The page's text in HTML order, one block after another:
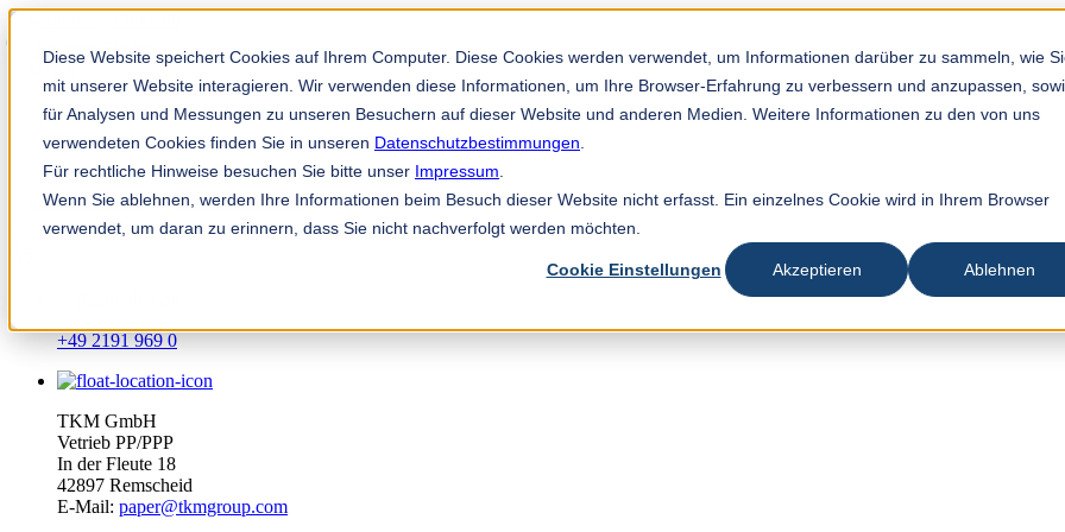
Diese Website speichert Cookies auf Ihrem Computer. Diese Cookies werden verwendet, um Informationen darüber zu sammeln, wie
mit unserer Website interagieren. Wir verwenden diese Informationen, um Ihre Browser-Erfahrung zu verbessern und anzupassen,
für Analysen und Messungen zu unseren Besuchern auf dieser Website und anderen Medien. Weitere Informationen zu den von uns
verwendeten Cookies finden Sie in unseren Datenschutzbestimmungen
Für rechtliche Hinweise besuchen Sie bitte unser Impressum
Wenn Sie ablehnen, werden Ihre Informationen beim Besuch dieser Website nicht erfasst. Ein einzelnes Cookie wird in Ihrem Browser
verwendet, um daran zu erinnern, dass Sie nicht nachverfolgt werden möchten.
Cookie Einstellungen Akzeptieren Ablehnen
Solution Finder
Mitarbeiterportal
de
+49 2191 969 0
TKM GmbH
Vetrieb PP/PPP
In der Fleute 18
42897 Remscheid
E-Mail: paper@tkmgroup.com